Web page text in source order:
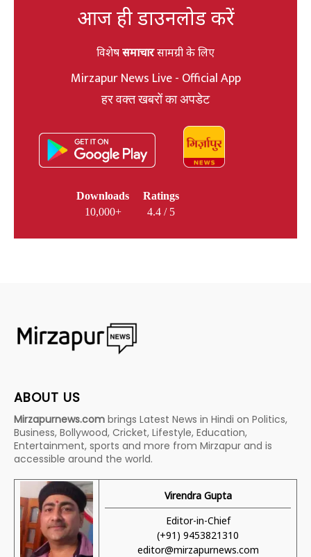
आज ही डाउनलोड करें
विशेषसमाचारसामग्री के लिए
Mirzapur News Live - Official App
हर वक्त खबरों का अपडेट
Downloads
10,000+
Ratings
4.4 / 5
ABOUT US
Mirzapurnews.com brings Latest News in Hindi on Politics,
Business, Bollywood, Cricket, Lifestyle, Education,
Entertainment, sports and more from Mirzapur and is
accessible around the world.
Virendra Gupta
Editor-in-Chief
(+91) 9453821310
editor@mirzapurnews.com